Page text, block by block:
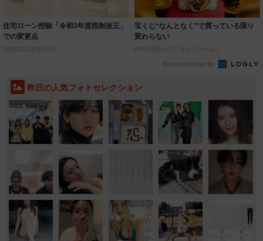
住宅ローン控除「令和3年度税制改正」
での変更点
PR(東京証券取引所)
宝くじ“なんとなく”で買っている限り
変わらない
PR(合同会社デジタルファーム )
Recommended by
昨日の人気フォトセレクション